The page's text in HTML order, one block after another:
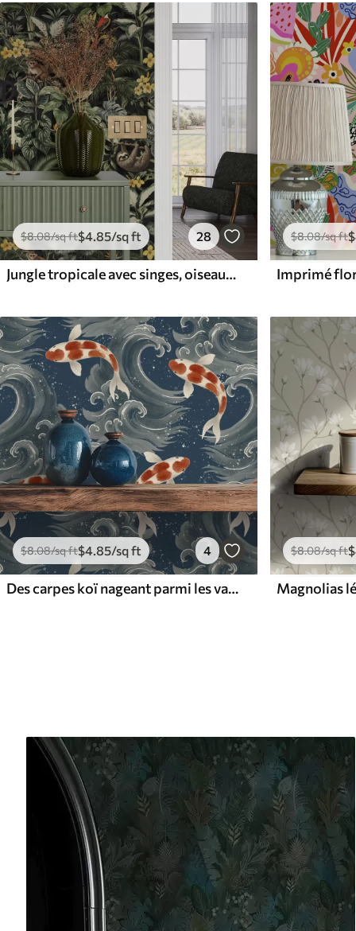
$8.08/sq ft$4.85/sq ft 28
Jungle tropicale avec singes, oiseaux et feuillage dense
$8.08/sq ft$
$8.08/sq ft$4.85/sq ft 4
Des carpes koï nageant parmi les vagues spectaculaires de l'océan
$8.08/sq ft$